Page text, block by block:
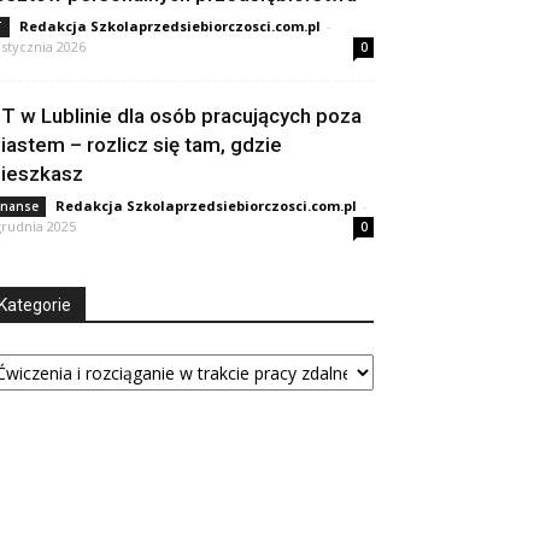
Redakcja Szkolaprzedsiebiorczosci.com.pl -
stycznia 2026
0
w Lublinie dla osób pracujących poza
– rozlicz się tam, gdzie
Redakcja Szkolaprzedsiebiorczosci.com.pl -
2025
0
Kategorie